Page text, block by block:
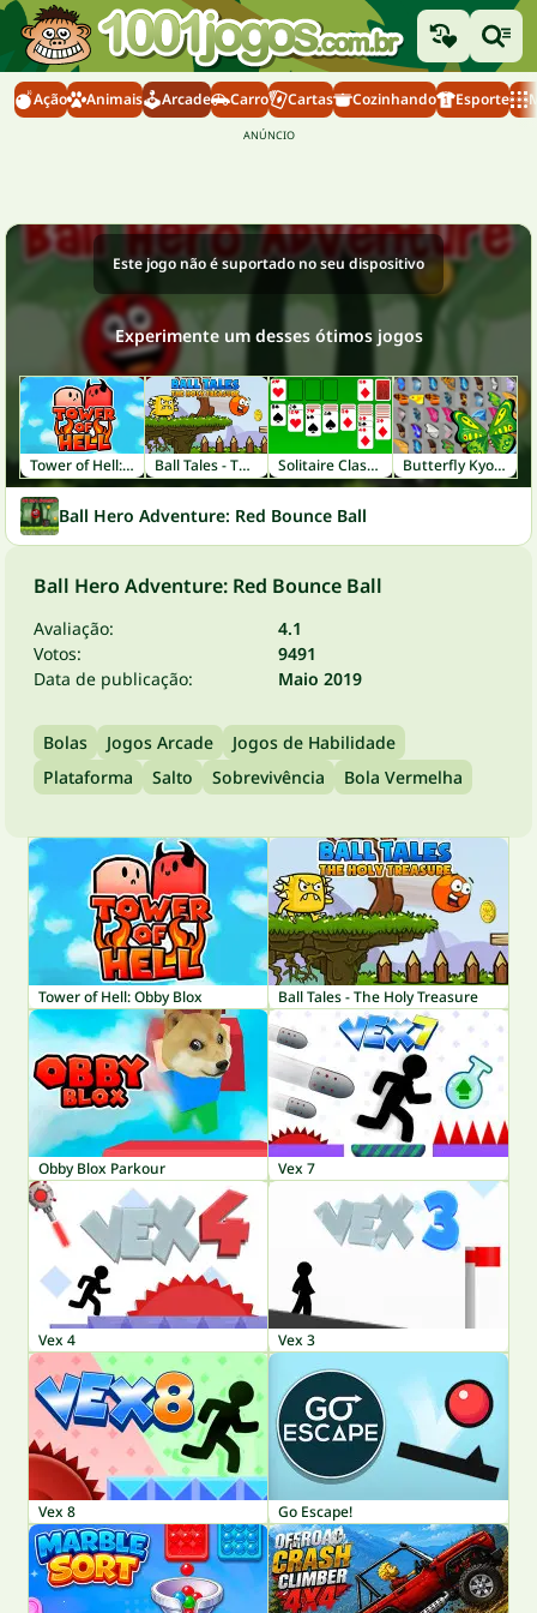
Ação Animais Arcade Carro Cartas Cozinhando Esporte
Este jogo não é suportado no seu dispositivo
Experimente um desses ótimos jogos
Tower of Hell: Obby Blox Ball Tales - The Holy Treasure Solitaire Classic Butterfly Kyodai
Ball Hero Adventure: Red Bounce Ball
Ball Hero Adventure: Red Bounce Ball
Avaliação:
4.1
Votos:
9491
Data de publicação:
Maio 2019
Bolas Jogos Arcade
Jogos de Habilidade
Plataforma
Salto Sobrevivência Bola Vermelha
Tower of Hell: Obby Blox Ball Tales - The Holy Treasure
Obby Blox Parkour Vex 7
Vex 4 Vex 3
Vex 8 Go Escape!